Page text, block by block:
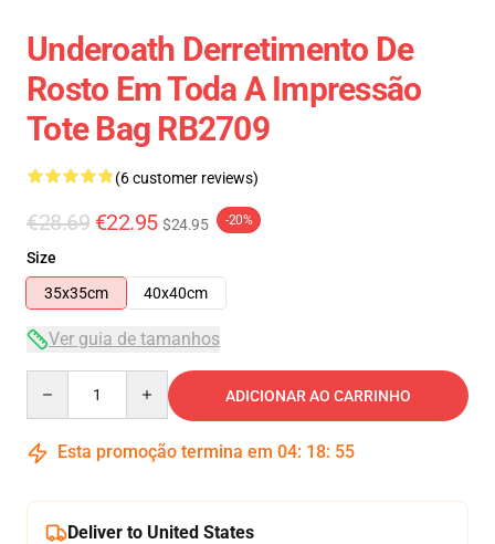
Underoath Derretimento De
Rosto Em Toda A Impressão
Tote Bag RB2709
(6 customer reviews)
€28.69 €22.95 $24.95 -20%
Size
35x35cm
40x40cm
Ver guia de tamanhos
ADICIONAR AO CARRINHO
Esta promoção termina em 04: 18: 54
Deliver to United States